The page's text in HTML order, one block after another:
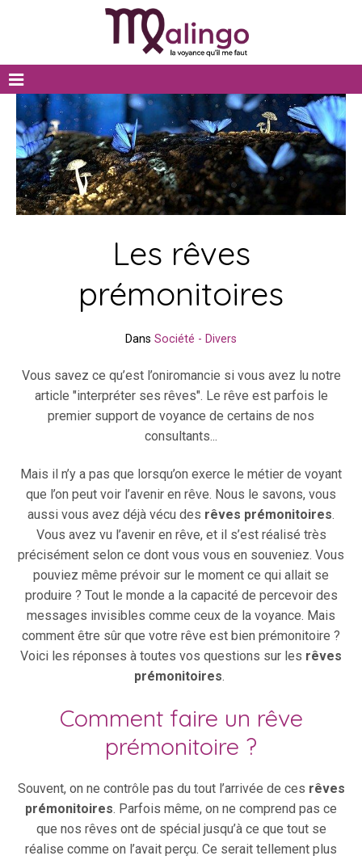
Les rêves
prémonitoires
Dans Société - Divers
Vous savez ce qu’est l’oniromancie si vous avez lu notre
article "interpréter ses rêves". Le rêve est parfois le
premier support de voyance de certains de nos
consultants...
Mais il n’y a pas que lorsqu’on exerce le métier de voyant
que l’on peut voir l’avenir en rêve. Nous le savons, vous
aussi vous avez déjà vécu des rêves prémonitoires.
Vous avez vu l’avenir en rêve, et il s’est réalisé très
précisément selon ce dont vous vous en souveniez. Vous
pouviez même prévoir sur le moment ce qui allait se
produire ? Tout le monde a la capacité de percevoir des
messages invisibles comme ceux de la voyance. Mais
comment être sûr que votre rêve est bien prémonitoire ?
Voici les réponses à toutes vos questions sur les rêves
prémonitoires.
Comment faire un rêve
prémonitoire ?
Souvent, on ne contrôle pas du tout l’arrivée de ces rêves
prémonitoires. Parfois même, on ne comprend pas ce
que nos rêves ont de spécial jusqu’à ce que tout se
réalise comme on l’avait perçu. Ce serait tellement plus